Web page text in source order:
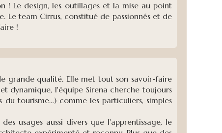
! Le design, les outillages et la mise au point
Le team Cirrus, constitué de passionnés et de
!
grande qualité. Elle met tout son savoir-faire
dynamique, l'équipe Sirena cherche toujours
tourisme…) comme les particuliers, simples
usages aussi divers que l'apprentissage, le